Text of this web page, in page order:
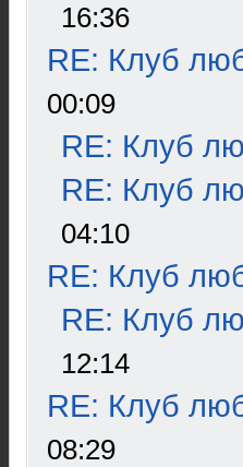
16:36
RE: Клуб
00:09
RE: Клуб
RE: Клуб
04:10
RE: Клуб
RE: Клуб
12:14
RE: Клуб
08:29